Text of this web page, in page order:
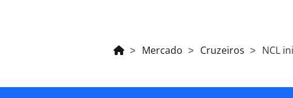
Mercado Cruzeiros NCL